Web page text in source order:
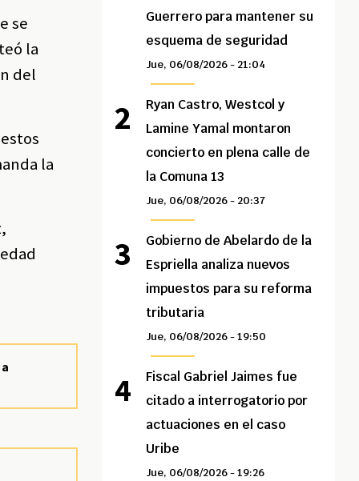
se
la
del
la
Guerrero para mantener su
esquema de seguridad
Jue, 06/08/2026 - 21:04
Ryan Castro, Westcol y
Lamine Yamal montaron
concierto en plena calle de
la Comuna 13
Jue, 06/08/2026 - 20:37
Gobierno de Abelardo de la
Espriella analiza nuevos
impuestos para su reforma
tributaria
Jue, 06/08/2026 - 19:50
Fiscal Gabriel Jaimes fue
citado a interrogatorio por
actuaciones en el caso
Uribe
Jue, 06/08/2026 - 19:26